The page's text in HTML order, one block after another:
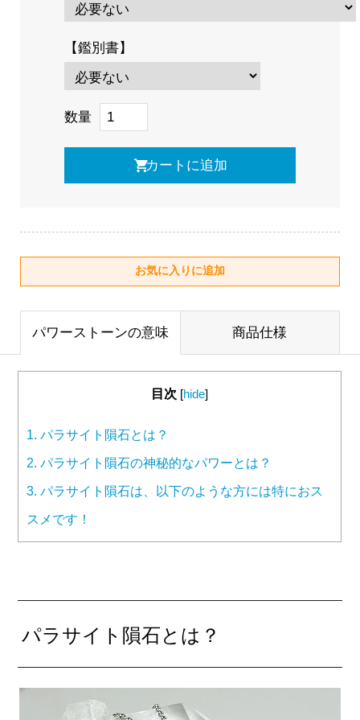
【鑑別書】
数量
パワーストーンの意味 商品仕様
目次 [hide]
1. パラサイト隕石とは？
2. パラサイト隕石の神秘的なパワーとは？
3. パラサイト隕石は、以下のような方には特におス
スメです！
パラサイト隕石とは？